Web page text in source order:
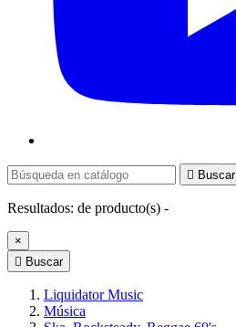
 Buscar
Resultados: de producto(s) -
×
 Buscar
Liquidator Music
Música